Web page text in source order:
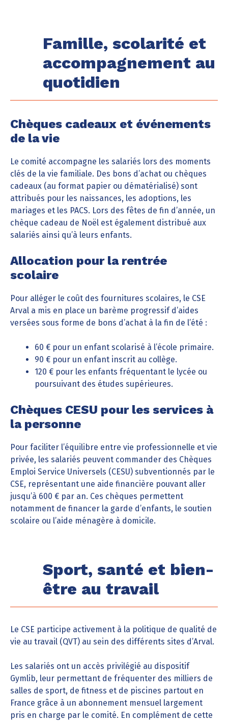
Famille, scolarité et
accompagnement au
quotidien
Chèques cadeaux et événements
de la vie
Le comité accompagne les salariés lors des moments
clés de la vie familiale. Des bons d’achat ou chèques
cadeaux (au format papier ou dématérialisé) sont
attribués pour les naissances, les adoptions, les
mariages et les PACS. Lors des fêtes de fin d’année, un
chèque cadeau de Noël est également distribué aux
salariés ainsi qu’à leurs enfants.
Allocation pour la rentrée
scolaire
Pour alléger le coût des fournitures scolaires, le CSE
Arval a mis en place un barème progressif d’aides
versées sous forme de bons d’achat à la fin de l’été :
60 € pour un enfant scolarisé à l’école primaire.
90 € pour un enfant inscrit au collège.
120 € pour les enfants fréquentant le lycée ou
poursuivant des études supérieures.
Chèques CESU pour les services à
la personne
Pour faciliter l’équilibre entre vie professionnelle et vie
privée, les salariés peuvent commander des Chèques
Emploi Service Universels (CESU) subventionnés par le
CSE, représentant une aide financière pouvant aller
jusqu’à 600 € par an. Ces chèques permettent
notamment de financer la garde d’enfants, le soutien
scolaire ou l’aide ménagère à domicile.
Sport, santé et bien-
être au travail
Le CSE participe activement à la politique de qualité de
vie au travail (QVT) au sein des différents sites d’Arval.
Les salariés ont un accès privilégié au dispositif
Gymlib, leur permettant de fréquenter des milliers de
salles de sport, de fitness et de piscines partout en
France grâce à un abonnement mensuel largement
pris en charge par le comité. En complément de cette